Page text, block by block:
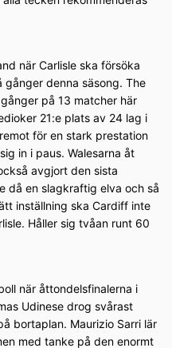
när Carlisle ska försöka
gånger denna säsong. The
på 13 matcher här
21:e plats av 24 lag i
för en stark prestation
in i paus. Walesarna åt
avgjort den sista
då en slagkraftig elva och så
inställning ska Cardiff inte
Håller sig tvåan runt 60
när åttondelsfinalerna i
Udinese drog svårast
bortaplan. Maurizio Sarri lär
med tanke på den enormt